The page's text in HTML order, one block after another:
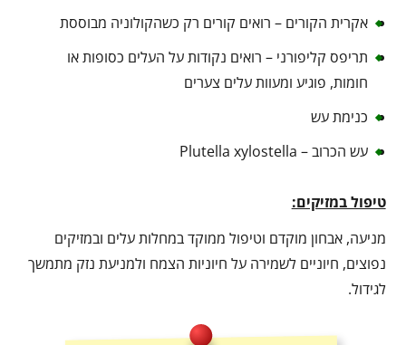
אקרית הקורים – רואים קורים רק כשהקולוניה מבוססת
תריפס קליפורני – רואים נקודות על העלים כסופות או
חומות, פוגיע ומעוות עלים צערים
כנימת עש
עש הכרוב – Plutella xylostella
טיפול במזיקים:
מניעה, אבחון מוקדם וטיפול ממוקד במחלות עלים ובמזיקים
נפוצים, חיוניים לשמירה על חיוניות הצמח ולמניעת נזק מתמשך
לגידול.